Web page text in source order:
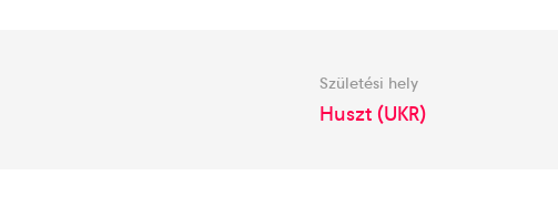
Születési hely
Huszt (UKR)